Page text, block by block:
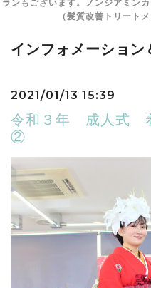
ランもございます。ノンジアミン
（髪質改善トリート
インフォメーション
2021/01/13 15:39
令和３年 成人式
②